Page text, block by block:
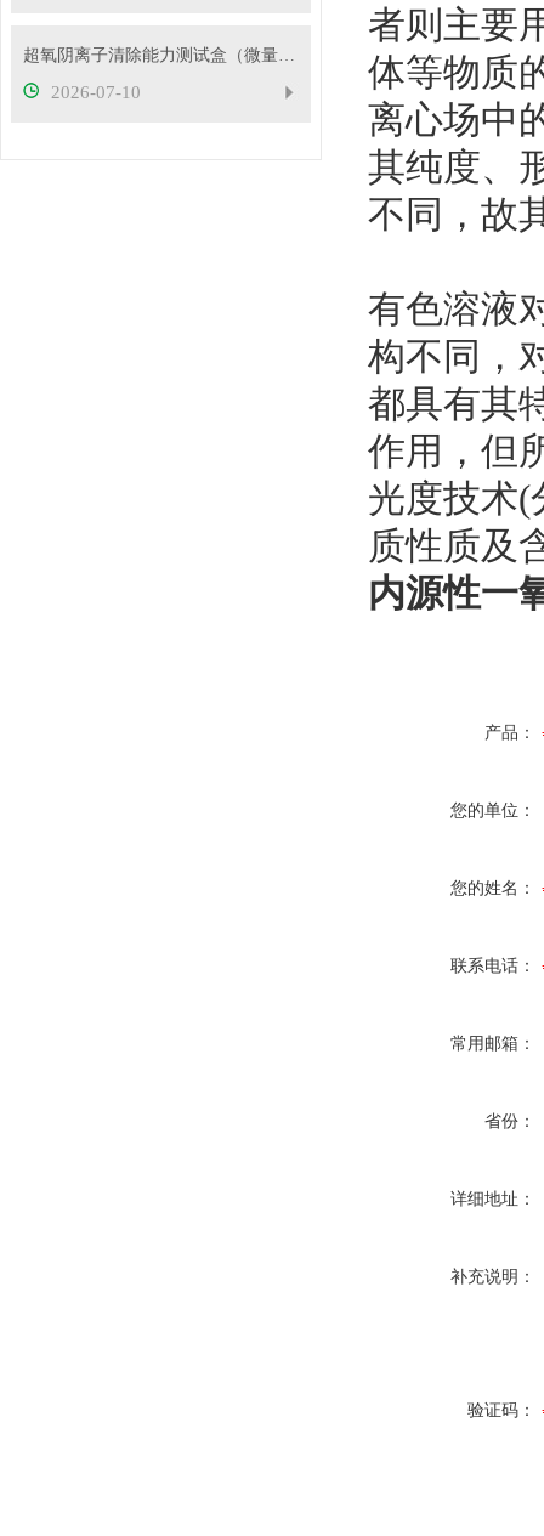
超氧阴离子清除能力测试盒（微量法）检测原理
2026-07-10
者则主要
体等物质
离心场中
其纯度、
不同，故
有色溶液
构不同，
都具有其
作用，但
光度技术(
质性质及
内源性一
产品：
您的单位：
您的姓名：
联系电话：
常用邮箱：
省份：
详细地址：
补充说明：
验证码：